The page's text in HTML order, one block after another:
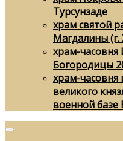
Турсунзаде
храм святой
Магдалины (г.
храм-
Богородицы
храм-часовня
великого
военной базе